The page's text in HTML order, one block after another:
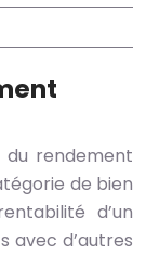
du rendement
de bien
d’un
avec d’autres